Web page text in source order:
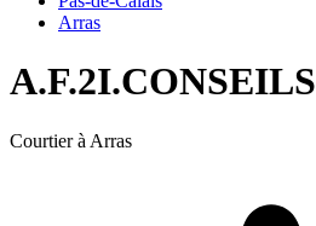
Arras
A.F.2I.CONSEILS
Courtier à Arras